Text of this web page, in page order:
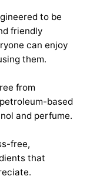
to be
friendly
can enjoy
them.
from
based
and perfume.
free,
that